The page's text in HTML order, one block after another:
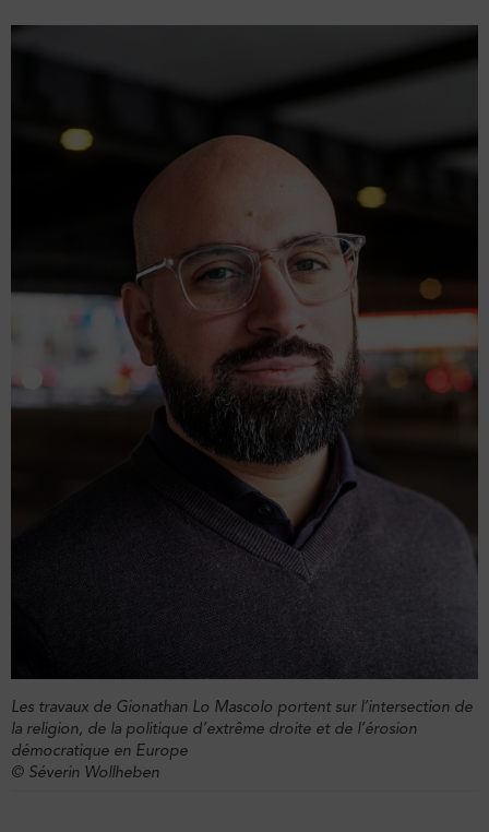
Les travaux de Gionathan Lo Mascolo portent sur l’intersection de
la religion, de la politique d’extrême droite et de l’érosion
démocratique en Europe
© Séverin Wollheben